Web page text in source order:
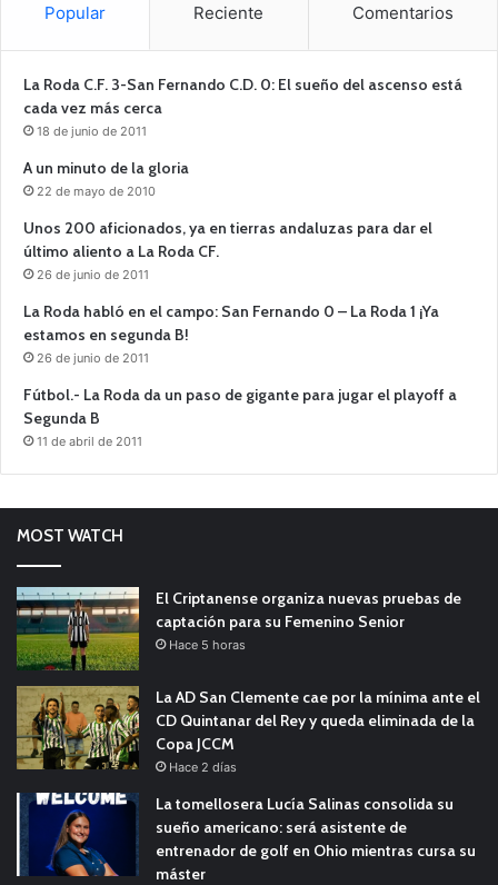
Popular Reciente Comentarios
La Roda C.F. 3-San Fernando C.D. 0: El sueño del ascenso está
cada vez más cerca
18 de junio de 2011
A un minuto de la gloria
22 de mayo de 2010
Unos 200 aficionados, ya en tierras andaluzas para dar el
último aliento a La Roda CF.
26 de junio de 2011
La Roda habló en el campo: San Fernando 0 – La Roda 1 ¡Ya
estamos en segunda B!
26 de junio de 2011
Fútbol.- La Roda da un paso de gigante para jugar el playoff a
Segunda B
11 de abril de 2011
MOST WATCH
El Criptanense organiza nuevas pruebas de
captación para su Femenino Senior
Hace 5 horas
La AD San Clemente cae por la mínima ante el
CD Quintanar del Rey y queda eliminada de la
Copa JCCM
Hace 2 días
La tomellosera Lucía Salinas consolida su
sueño americano: será asistente de
entrenador de golf en Ohio mientras cursa su
máster